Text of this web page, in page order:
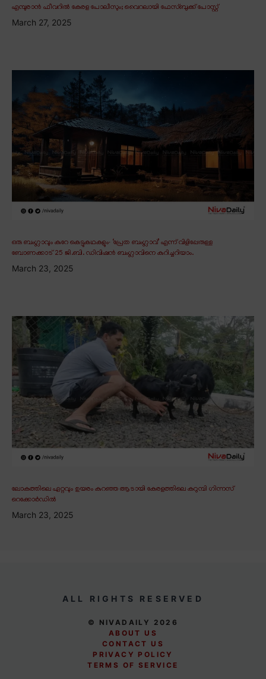
എമ്പുരാൻ ഫീവറിൽ കേരള പോലീസും; വൈറലായി ഫേസ്ബുക്ക് പോസ്റ്റ്
March 27, 2025
ഒരു ബംഗ്ലാവും കുറേ കെട്ടുകഥകളും∙ ‘പ്രേത ബംഗ്ലാവ്’ എന്ന് വിളിപ്പേരുള്ള
ബോണക്കാട് 25 ജി.ബി. ഡിവിഷൻ ബംഗ്ലാവിനെ കുറിച്ചറിയാം.
March 23, 2025
ലോകത്തിലെ ഏറ്റവും ഉയരം കുറഞ്ഞ ആടായി കേരളത്തിലെ കറുമ്പി ഗിന്നസ്
റെക്കോർഡിൽ
March 23, 2025
ALL RIGHTS RESERVED
© NIVADAILY 2026
ABOUT US
CONTACT US
PRIVACY POLICY
TERMS OF SERVICE